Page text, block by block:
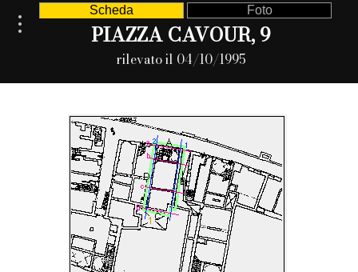
Scheda Foto
PIAZZA CAVOUR, 9
rilevato il 04/10/1995